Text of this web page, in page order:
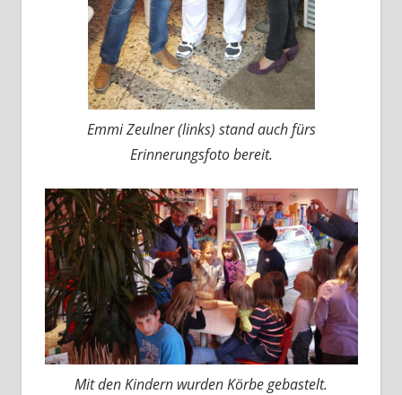
Emmi Zeulner (links) stand auch fürs
Erinnerungsfoto bereit.
Mit den Kindern wurden Körbe gebastelt.